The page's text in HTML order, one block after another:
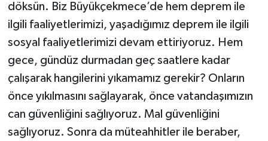
döksün. Biz Büyükçekmece’de hem deprem ile
ilgili faaliyetlerimizi, yaşadığımız deprem ile ilgili
sosyal faaliyetlerimizi devam ettiriyoruz. Hem
gece, gündüz durmadan geç saatlere kadar
çalışarak hangilerini yıkamamız gerekir? Onların
önce yıkılmasını sağlayarak, önce vatandaşımızın
can güvenliğini sağlıyoruz. Mal güvenliğini
sağlıyoruz. Sonra da müteahhitler ile beraber,